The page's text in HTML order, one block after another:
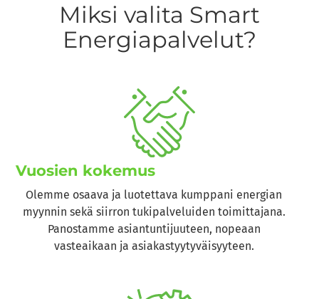
Miksi valita Smart
Energiapalvelut?
Vuosien kokemus
Olemme osaava ja luotettava kumppani energian
myynnin sekä siirron tukipalveluiden toimittajana.
Panostamme asiantuntijuuteen, nopeaan
vasteaikaan ja asiakastyytyväisyyteen.